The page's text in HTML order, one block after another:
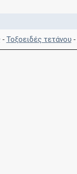
από το 2011 μέχρι
- Τοξοειδές τετάνου-